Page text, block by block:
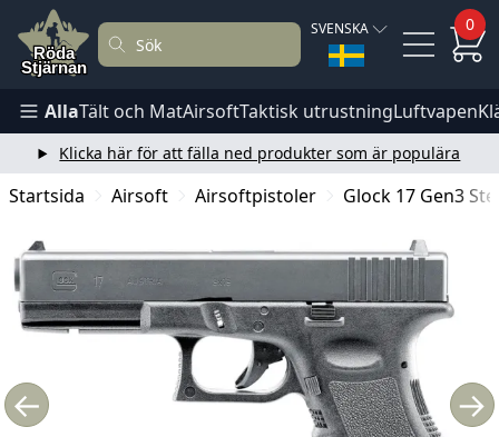
SVENSKA 0
AllaTält och MatAirsoftTaktisk utrustningLuftvapen
Klicka här för att fälla ned produkter som är populära
Startsida Airsoft Airsoftpistoler Glock 17 Gen3
← →